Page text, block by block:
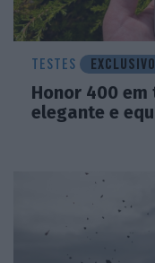
TESTES EXCLUSIVO
Honor 400
elegante e